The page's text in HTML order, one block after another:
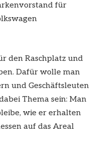
für
den Raschplatz und
Dafür wolle man
und Geschäftsleuten
Thema sein: Man
wie er erhalten
auf das Areal